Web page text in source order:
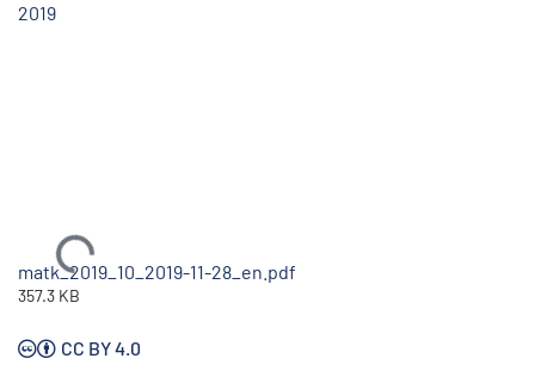
2019
Ladataan...
matk_2019_10_2019-11-28_en.pdf
357.3 KB
CC BY 4.0